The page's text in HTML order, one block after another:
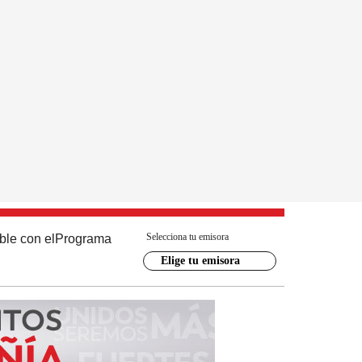
con el Programa Selecciona tu emisora
Elige tu emisora